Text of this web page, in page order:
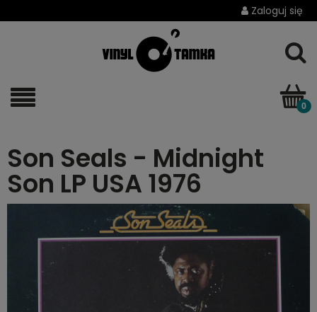
Zaloguj się
Son Seals - Midnight
Son LP USA 1976